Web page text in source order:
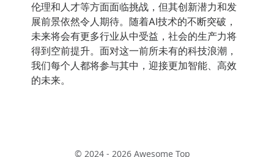
伦理和人才等方面面临挑战，但其创新潜力和发
展前景依然令人期待。随着AI技术的不断突破，
未来将会有更多行业从中受益，社会的生产力将
得到空前提升。面对这一前所未有的科技浪潮，
我们每个人都将参与其中，迎接更加智能、高效
的未来。
© 2024 - 2026 Awesome Top